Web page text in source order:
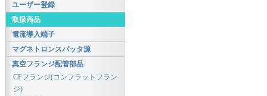
ユーザー登録
取扱商品
電流導入端子
マグネトロンスパッタ源
真空フランジ配管部品
CFフランジ(コンフラットフラン
ジ)